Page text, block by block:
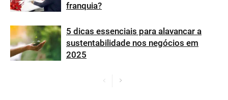
franquia?
5 dicas essenciais para alavancar a
sustentabilidade nos negócios em
2025